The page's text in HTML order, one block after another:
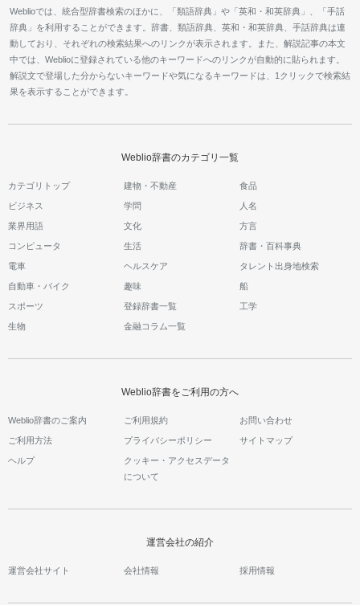
Weblioでは、統合型辞書検索のほかに、「類語辞典」や「英和・和英辞典」、「手話
辞典」を利用することができます。辞書、類語辞典、英和・和英辞典、手話辞典は連
動しており、それぞれの検索結果へのリンクが表示されます。また、解説記事の本文
中では、Weblioに登録されている他のキーワードへのリンクが自動的に貼られます。
解説文で登場した分からないキーワードや気になるキーワードは、1クリックで検索結
果を表示することができます。
Weblio辞書のカテゴリ一覧
カテゴリトップ 建物・不動産 食品
ビジネス 学問 人名
業界用語 文化 方言
コンピュータ 生活 辞書・百科事典
電車 ヘルスケア タレント出身地検索
自動車・バイク 趣味 船
スポーツ 登録辞書一覧 工学
生物 金融コラム一覧
Weblio辞書をご利用の方へ
Weblio辞書のご案内 ご利用規約 お問い合わせ
ご利用方法 プライバシーポリシー サイトマップ
ヘルプ
クッキー・アクセスデータ
について
運営会社の紹介
運営会社サイト 会社情報 採用情報